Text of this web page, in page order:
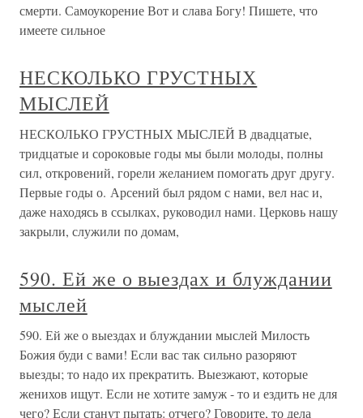
смерти. Самоукорение Вот и слава Богу! Пишете, что
имеете сильное
НЕСКОЛЬКО ГРУСТНЫХ
МЫСЛЕЙ
НЕСКОЛЬКО ГРУСТНЫХ МЫСЛЕЙ В двадцатые,
тридцатые и сороковые годы мы были молоды, полны
сил, откровений, горели желанием помогать друг другу.
Первые годы о. Арсений был рядом с нами, вел нас и,
даже находясь в ссылках, руководил нами. Церковь нашу
закрыли, служили по домам,
590. Ей же о выездах и блуждании
мыслей
590. Ей же о выездах и блуждании мыслей Милость
Божия буди с вами! Если вас так сильно разоряют
выезды; то надо их прекратить. Выезжают, которые
женихов ищут. Если не хотите замуж - то и ездить не для
чего? Если станут пытать: отчего? Говорите, то дела